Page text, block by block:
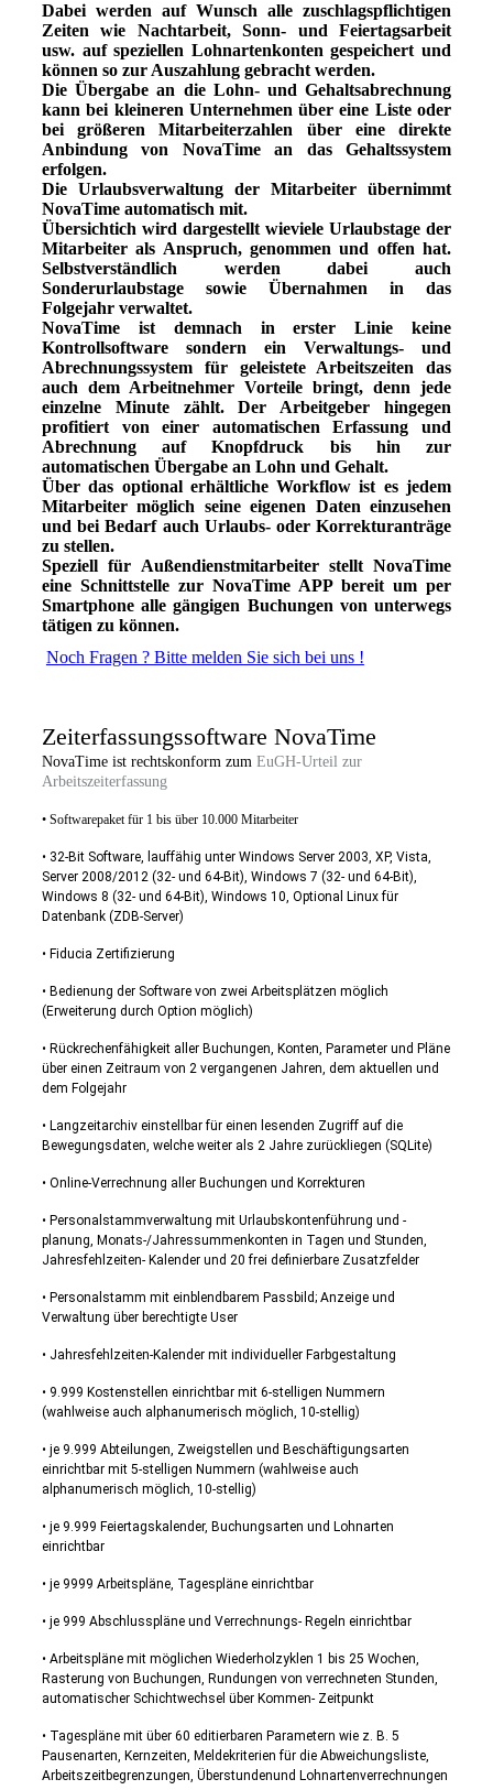
Dabei werden auf Wunsch alle zuschlagspflichtigen
Zeiten wie Nachtarbeit, Sonn- und Feiertagsarbeit
usw. auf speziellen Lohnartenkonten gespeichert und
können so zur Auszahlung gebracht werden.
Die Übergabe an die Lohn- und Gehaltsabrechnung
kann bei kleineren Unternehmen über eine Liste oder
bei größeren Mitarbeiterzahlen über eine direkte
Anbindung von NovaTime an das Gehaltssystem
erfolgen.
Die Urlaubsverwaltung der Mitarbeiter übernimmt
NovaTime automatisch mit.
Übersichtich wird dargestellt wieviele Urlaubstage der
Mitarbeiter als Anspruch, genommen und offen hat.
Selbstverständlich werden dabei auch
Sonderurlaubstage sowie Übernahmen in das
Folgejahr verwaltet.
NovaTime ist demnach in erster Linie keine
Kontrollsoftware sondern ein Verwaltungs- und
Abrechnungssystem für geleistete Arbeitszeiten das
auch dem Arbeitnehmer Vorteile bringt, denn jede
einzelne Minute zählt. Der Arbeitgeber hingegen
profitiert von einer automatischen Erfassung und
Abrechnung auf Knopfdruck bis hin zur
automatischen Übergabe an Lohn und Gehalt.
Über das optional erhältliche Workflow ist es jedem
Mitarbeiter möglich seine eigenen Daten einzusehen
und bei Bedarf auch Urlaubs- oder Korrekturanträge
zu stellen.
Speziell für Außendienstmitarbeiter stellt NovaTime
eine Schnittstelle zur NovaTime APP bereit um per
Smartphone alle gängigen Buchungen von unterwegs
tätigen zu können.
Noch Fragen ? Bitte melden Sie sich bei uns !
Zeiterfassungssoftware NovaTime
NovaTime ist rechtskonform zum EuGH-Urteil zur
Arbeitszeiterfassung
• Softwarepaket für 1 bis über 10.000 Mitarbeiter
• 32-Bit Software, lauffähig unter Windows Server 2003, XP, Vista,
Server 2008/2012 (32- und 64-Bit), Windows 7 (32- und 64-Bit),
Windows 8 (32- und 64-Bit), Windows 10, Optional Linux für
Datenbank (ZDB-Server)
• Fiducia Zertifizierung
• Bedienung der Software von zwei Arbeitsplätzen möglich
(Erweiterung durch Option möglich)
• Rückrechenfähigkeit aller Buchungen, Konten, Parameter und Pläne
über einen Zeitraum von 2 vergangenen Jahren, dem aktuellen und
dem Folgejahr
• Langzeitarchiv einstellbar für einen lesenden Zugriff auf die
Bewegungsdaten, welche weiter als 2 Jahre zurückliegen (SQLite)
• Online-Verrechnung aller Buchungen und Korrekturen
• Personalstammverwaltung mit Urlaubskontenführung und -
planung, Monats-/Jahressummenkonten in Tagen und Stunden,
Jahresfehlzeiten- Kalender und 20 frei definierbare Zusatzfelder
• Personalstamm mit einblendbarem Passbild; Anzeige und
Verwaltung über berechtigte User
• Jahresfehlzeiten-Kalender mit individueller Farbgestaltung
• 9.999 Kostenstellen einrichtbar mit 6-stelligen Nummern
(wahlweise auch alphanumerisch möglich, 10-stellig)
• je 9.999 Abteilungen, Zweigstellen und Beschäftigungsarten
einrichtbar mit 5-stelligen Nummern (wahlweise auch
alphanumerisch möglich, 10-stellig)
• je 9.999 Feiertagskalender, Buchungsarten und Lohnarten
einrichtbar
• je 9999 Arbeitspläne, Tagespläne einrichtbar
• je 999 Abschlusspläne und Verrechnungs- Regeln einrichtbar
• Arbeitspläne mit möglichen Wiederholzyklen 1 bis 25 Wochen,
Rasterung von Buchungen, Rundungen von verrechneten Stunden,
automatischer Schichtwechsel über Kommen- Zeitpunkt
• Tagespläne mit über 60 editierbaren Parametern wie z. B. 5
Pausenarten, Kernzeiten, Meldekriterien für die Abweichungsliste,
Arbeitszeitbegrenzungen, Überstundenund Lohnartenverrechnungen